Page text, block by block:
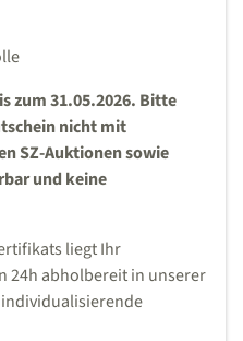
zum 31.05.2026. Bitte
nicht mit
SZ-Auktionen sowie
und keine
liegt Ihr
24h abholbereit in unserer